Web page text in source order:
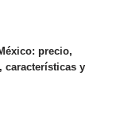
precio,
características y